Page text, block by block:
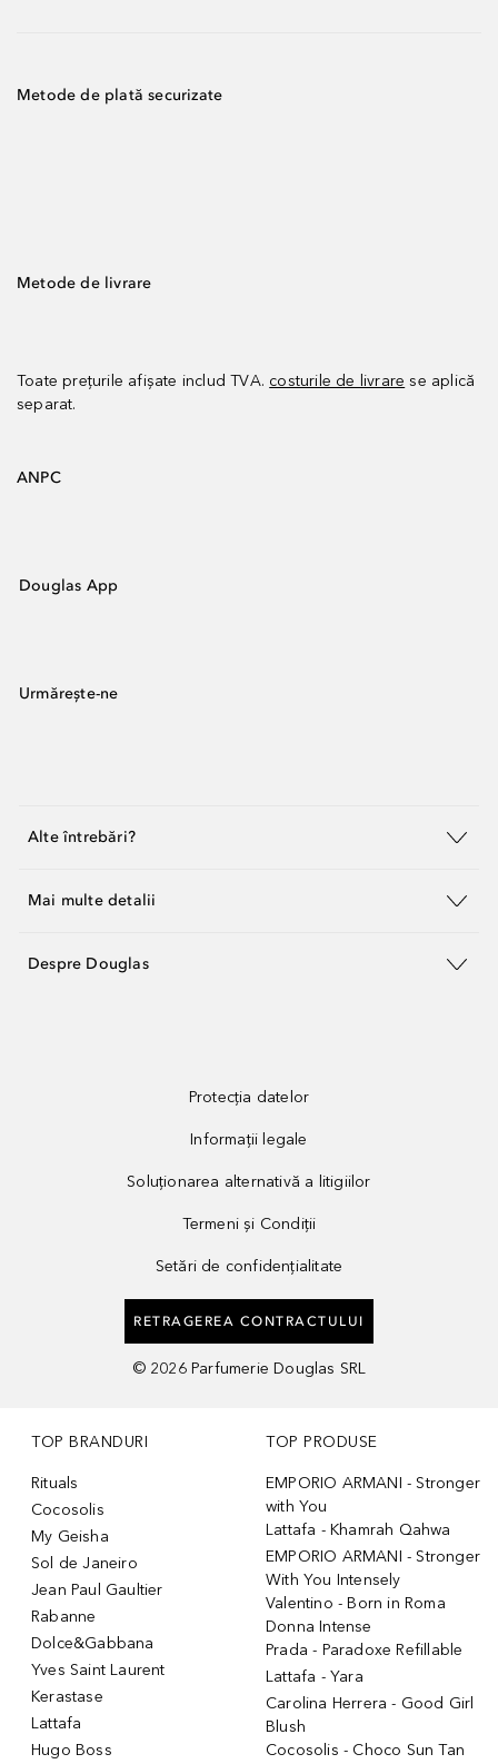
Metode de plată securizate
Metode de livrare
Toate prețurile afișate includ TVA. costurile de livrare se aplică
separat.
ANPC
Douglas App
Urmărește-ne
Alte întrebări?
Mai multe detalii
Despre Douglas
Protecția datelor
Informații legale
Soluționarea alternativă a litigiilor
Termeni și Condiții
Setări de confidențialitate
RETRAGEREA CONTRACTULUI
© 2026 Parfumerie Douglas SRL
TOP BRANDURI
Rituals
Cocosolis
My Geisha
Sol de Janeiro
Jean Paul Gaultier
Rabanne
Dolce&Gabbana
Yves Saint Laurent
Kerastase
Lattafa
Hugo Boss
TOP PRODUSE
EMPORIO ARMANI - Stronger
with You
Lattafa - Khamrah Qahwa
EMPORIO ARMANI - Stronger
With You Intensely
Valentino - Born in Roma
Donna Intense
Prada - Paradoxe Refillable
Lattafa - Yara
Carolina Herrera - Good Girl
Blush
Cocosolis - Choco Sun Tan